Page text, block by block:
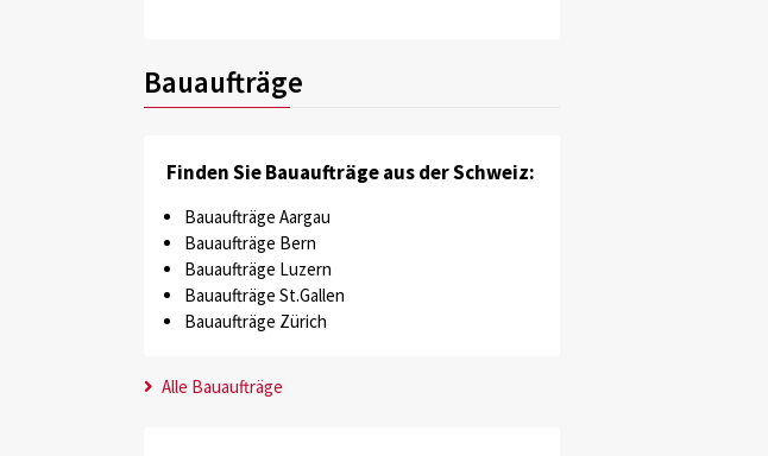
Bauaufträge
Finden Sie Bauaufträge aus der Schweiz:
Bauaufträge Aargau
Bauaufträge Bern
Bauaufträge Luzern
Bauaufträge St.Gallen
Bauaufträge Zürich
Alle Bauaufträge